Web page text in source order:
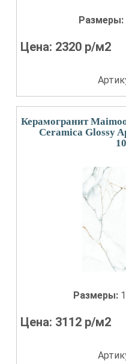
Размеры:
Цена: 2320 р/м2
Керамогранит
Ceramica Glossy
Размеры:
Цена: 3112 р/м2